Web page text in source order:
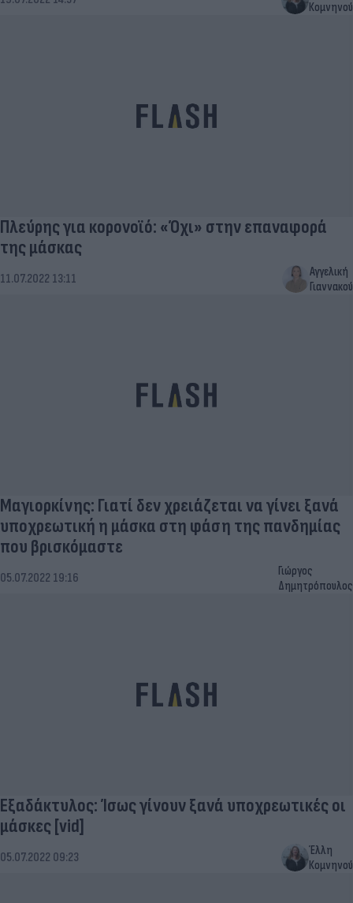
Κομνηνού
Πλεύρης για κορονοϊό: «Όχι» στην επαναφορά
της μάσκας
11.07.2022 13:11
Αγγελική
Γιαννακού
Μαγιορκίνης: Γιατί δεν χρειάζεται να γίνει ξανά
υποχρεωτική η μάσκα στη φάση της πανδημίας
που βρισκόμαστε
05.07.2022 19:16
Γιώργος
Δημητρόπουλος
Εξαδάκτυλος: Ίσως γίνουν ξανά υποχρεωτικές οι
μάσκες [vid]
05.07.2022 09:23
Έλλη
Κομνηνού